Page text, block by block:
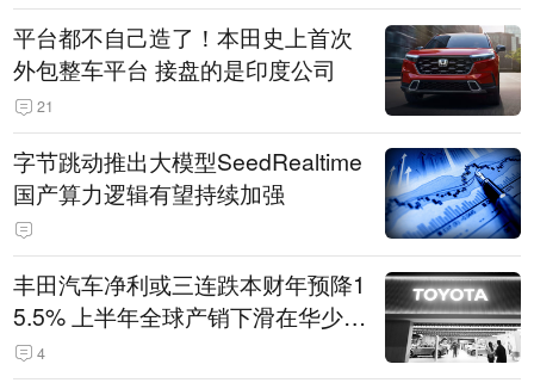
平台都不自己造了！本田史上首次
外包整车平台 接盘的是印度公司
21
字节跳动推出大模型SeedRealtime
国产算力逻辑有望持续加强
丰田汽车净利或三连跌本财年预降1
5.5% 上半年全球产销下滑在华少卖
14.3万辆
4